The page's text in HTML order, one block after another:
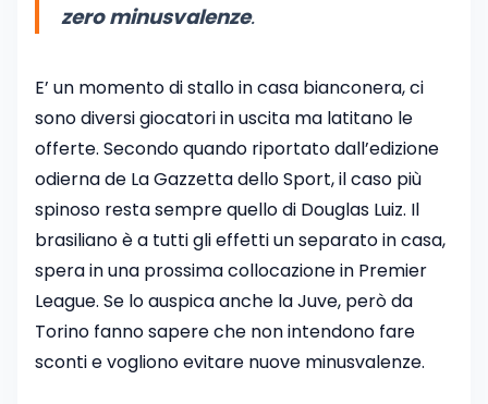
zero minusvalenze.
E’ un momento di stallo in casa bianconera, ci
sono diversi giocatori in uscita ma latitano le
offerte. Secondo quando riportato dall’edizione
odierna de La Gazzetta dello Sport, il caso più
spinoso resta sempre quello di Douglas Luiz. Il
brasiliano è a tutti gli effetti un separato in casa,
spera in una prossima collocazione in Premier
League. Se lo auspica anche la Juve, però da
Torino fanno sapere che non intendono fare
sconti e vogliono evitare nuove minusvalenze.